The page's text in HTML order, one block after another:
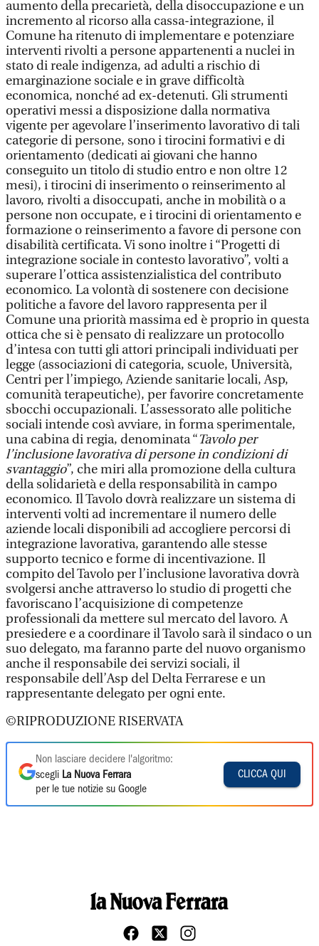
aumento della precarietà, della disoccupazione e un
incremento al ricorso alla cassa-integrazione, il
Comune ha ritenuto di implementare e potenziare
interventi rivolti a persone appartenenti a nuclei in
stato di reale indigenza, ad adulti a rischio di
emarginazione sociale e in grave difficoltà
economica, nonché ad ex-detenuti. Gli strumenti
operativi messi a disposizione dalla normativa
vigente per agevolare l’inserimento lavorativo di tali
categorie di persone, sono i tirocini formativi e di
orientamento (dedicati ai giovani che hanno
conseguito un titolo di studio entro e non oltre 12
mesi), i tirocini di inserimento o reinserimento al
lavoro, rivolti a disoccupati, anche in mobilità o a
persone non occupate, e i tirocini di orientamento e
formazione o reinserimento a favore di persone con
disabilità certificata. Vi sono inoltre i “Progetti di
integrazione sociale in contesto lavorativo”, volti a
superare l’ottica assistenzialistica del contributo
economico. La volontà di sostenere con decisione
politiche a favore del lavoro rappresenta per il
Comune una priorità massima ed è proprio in questa
ottica che si è pensato di realizzare un protocollo
d’intesa con tutti gli attori principali individuati per
legge (associazioni di categoria, scuole, Università,
Centri per l’impiego, Aziende sanitarie locali, Asp,
comunità terapeutiche), per favorire concretamente
sbocchi occupazionali. L’assessorato alle politiche
sociali intende così avviare, in forma sperimentale,
una cabina di regia, denominata “Tavolo per
l’inclusione lavorativa di persone in condizioni di
svantaggio”, che miri alla promozione della cultura
della solidarietà e della responsabilità in campo
economico. Il Tavolo dovrà realizzare un sistema di
interventi volti ad incrementare il numero delle
aziende locali disponibili ad accogliere percorsi di
integrazione lavorativa, garantendo alle stesse
supporto tecnico e forme di incentivazione. Il
compito del Tavolo per l’inclusione lavorativa dovrà
svolgersi anche attraverso lo studio di progetti che
favoriscano l’acquisizione di competenze
professionali da mettere sul mercato del lavoro. A
presiedere e a coordinare il Tavolo sarà il sindaco o un
suo delegato, ma faranno parte del nuovo organismo
anche il responsabile dei servizi sociali, il
responsabile dell’Asp del Delta Ferrarese e un
rappresentante delegato per ogni ente.
©RIPRODUZIONE RISERVATA
Non lasciare decidere l'algoritmo:
scegli La Nuova Ferrara
per le tue notizie su Google
CLICCA QUI